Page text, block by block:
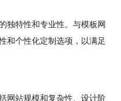
独特性和专业性。与模板网
和个性化定制选项，以满足
网站规模和复杂性、设计阶